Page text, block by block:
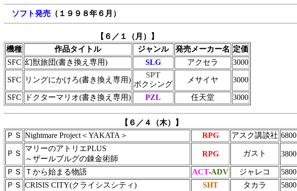
ソフト発売 （１９９８年６月）
【６／１（月）】
機種
作品タイトル ジャンル 発売メーカー名 定価
SFC 幻獣旅団(書き換え専用) SLG アクセラ 3000
SFC リングにかけろ(書き換え専用)
SPT
ボクシング
メサイヤ 3000
SFC ドクターマリオ(書き換え専用) PZL 任天堂 3000
【６／４（木）】
ＰＳ Nightmare Project＜YAKATA＞ RPG アスク講談社 6800
ＰＳ
マリーのアトリエPLUS
～ザールブルグの錬金術師
RPG ガスト 3800
ＰＳ Ｔから始まる物語 ACT-ADV ジャレコ
5800
ＰＳ CRISIS CITY(クライシスシティ) SHT タカラ
5800